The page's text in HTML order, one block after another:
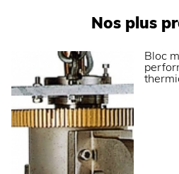
INSTALLATION
Type d'installation
DIMENSIONS ET POIDS
Profondeur (mm)
Nos plus
Bloc